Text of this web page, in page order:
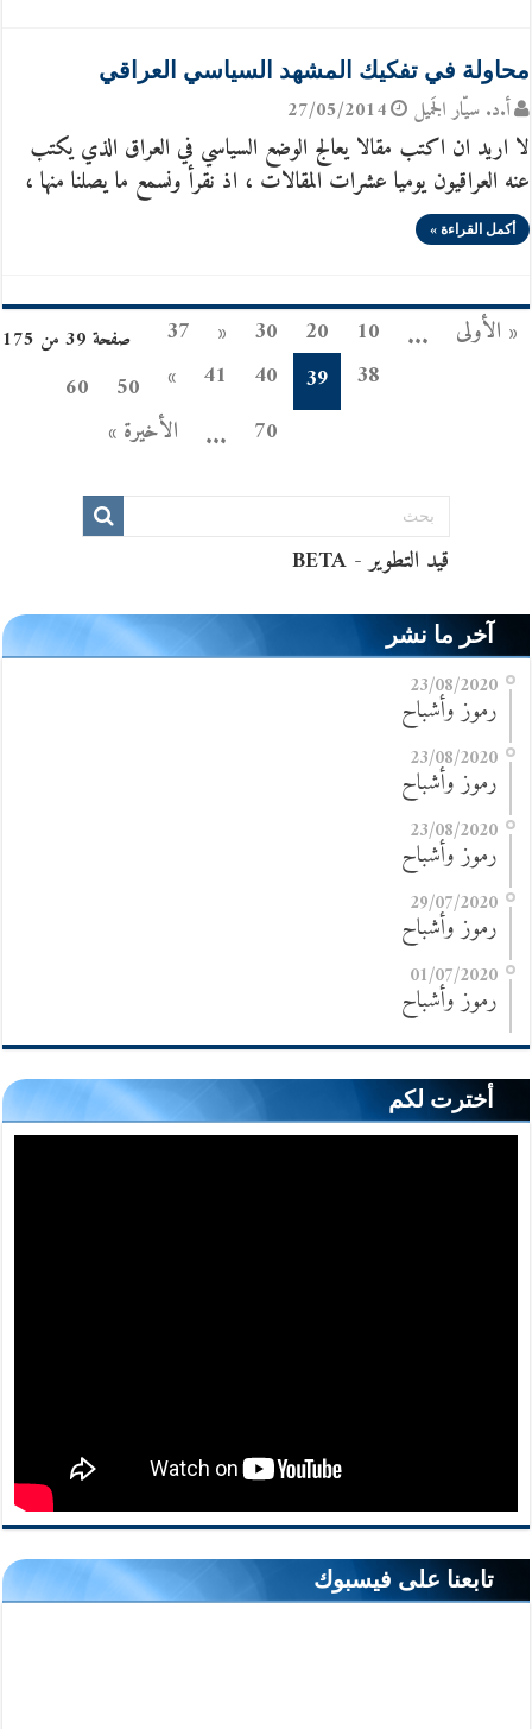
محاولة في تفكيك المشهد السياسي العراقي
أ.د. سيّار الجَميل 27/05/2014
لا اريد ان اكتب مقالا يعالج الوضع السياسي في العراق الذي يكتب
عنه العراقيون يوميا عشرات المقالات ، اذ نقرأ ونسمع ما يصلنا منها ،
أكمل القراءة »
صفحة 39 من 175 « الأولى ...
10
20
30
«
37
38
39
40
41
»
50
60
70
... الأخيرة »
آخر ما نشر
23/08/2020
رموز وأشباح
23/08/2020
رموز وأشباح
23/08/2020
رموز وأشباح
29/07/2020
رموز وأشباح
01/07/2020
رموز وأشباح
أخترت لكم
تابعنا على فيسبوك